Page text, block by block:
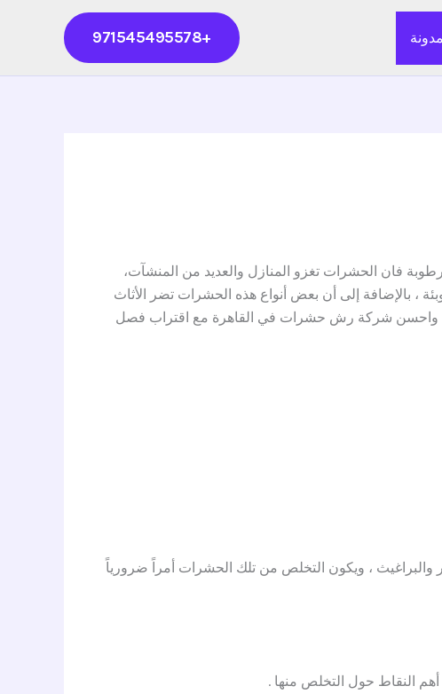
+971545495578
فان الحشرات تغزو المنازل والعديد من المنشآت،
، بالإضافة إلى أن بعض أنواع هذه الحشرات تضر الأثاث
واحسن شركة رش حشرات في القاهرة مع اقتراب فصل
والبراغيث ، ويكون التخلص من تلك الحشرات أمراً ضرورياً
النقاط حول التخلص منها .